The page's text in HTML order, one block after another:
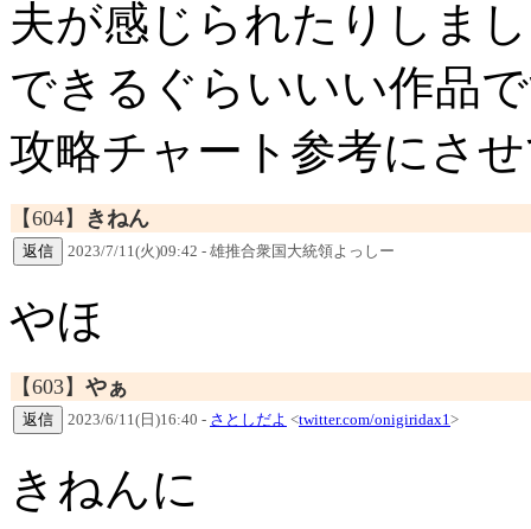
夫が感じられたりしま
できるぐらいいい作品
攻略チャート参考にさ
【604】 きねん
2023/7/11(火)09:42 - 雄推合衆国大統領よっしー
やほ
【603】 やぁ
2023/6/11(日)16:40 - さとしだよ <twitter.com/onigiridax1>
きねんに